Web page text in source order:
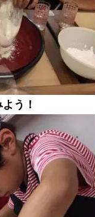
う！